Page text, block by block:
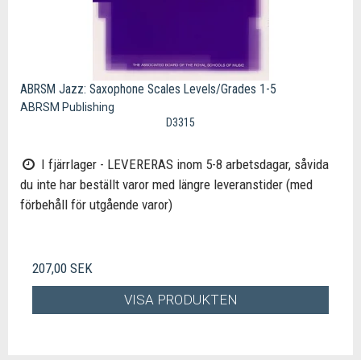
ABRSM Jazz: Saxophone Scales Levels/Grades 1-5
ABRSM Publishing
D3315
I fjärrlager - LEVERERAS inom 5-8 arbetsdagar, såvida
du inte har beställt varor med längre leveranstider (med
förbehåll för utgående varor)
207,00 SEK
VISA PRODUKTEN